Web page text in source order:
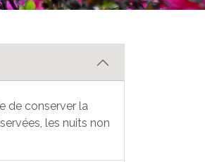
de conserver la
les nuits non